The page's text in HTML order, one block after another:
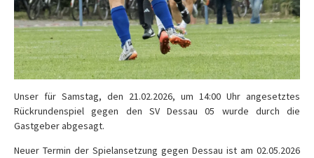
Unser für Samstag, den 21.02.2026, um 14:00 Uhr angesetztes
Rückrundenspiel gegen den SV Dessau 05 wurde durch die
Gastgeber abgesagt.
Neuer Termin der Spielansetzung gegen Dessau ist am 02.05.2026